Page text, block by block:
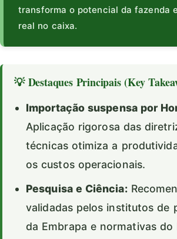
transforma o potencial da fazenda
real no caixa.
💡 Destaques Principais (Key
Importação suspensa por
Aplicação rigorosa das
técnicas otimiza a
os custos operacionais.
Pesquisa e Ciência:
validadas pelos institutos de
da Embrapa e normativas do